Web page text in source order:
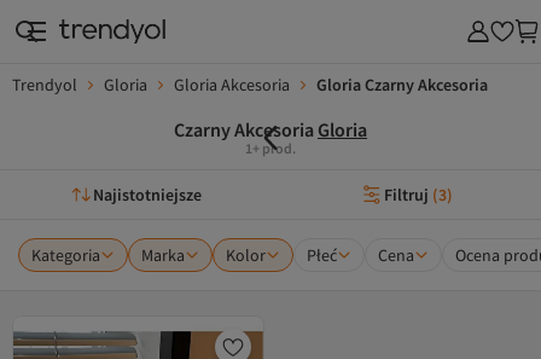
Trendyol Gloria Gloria Akcesoria Gloria Czarny Akcesoria
Czarny Akcesoria Gloria
1+ prod.
Najistotniejsze Filtruj (3)
Kategoria Marka Kolor Płeć Cena Ocena